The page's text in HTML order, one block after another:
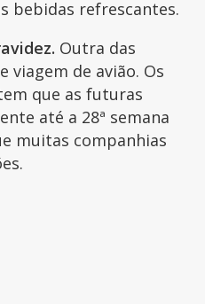
bebidas refrescantes.
Outra das
viagem de avião. Os
que as futuras
até a 28ª semana
muitas companhias